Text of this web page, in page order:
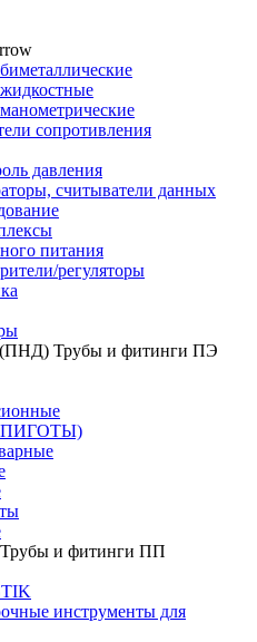
сопротивления
давления
считыватели данных
питания
регуляторы
Трубы и фитинги ПЭ
Трубы и фитинги ПП
инструменты для